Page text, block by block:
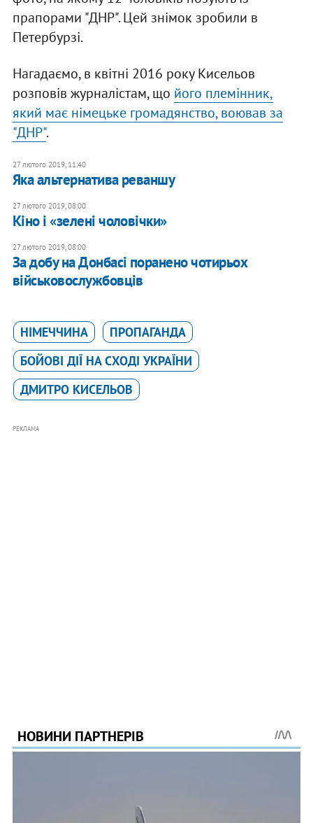
прапорами "ДНР". Цей знімок зробили в
Петербурзі.
Нагадаємо, в квітні 2016 року Кисельов
розповів журналістам, що його племінник,
який має німецьке громадянство, воював за
"ДНР".
27 лютого 2019, 11:40
Яка альтернатива реваншу
27 лютого 2019, 08:00
Кіно і «зелені чоловічки»
27 лютого 2019, 08:00
За добу на Донбасі поранено чотирьох
військовослужбовців
НІМЕЧЧИНА
ПРОПАГАНДА
БОЙОВІ ДІЇ НА СХОДІ УКРАЇНИ
ДМИТРО КИСЕЛЬОВ
РЕКЛАМА